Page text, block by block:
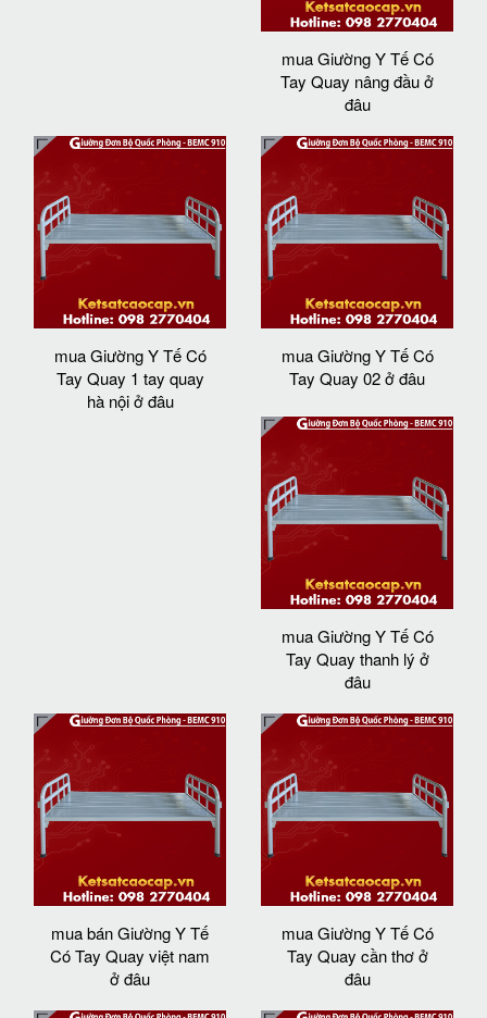
mua Giường Y Tế Có
Tay Quay nâng đầu ở
đâu
mua Giường Y Tế Có
Tay Quay 1 tay quay
hà nội ở đâu
mua Giường Y Tế Có
Tay Quay 02 ở đâu
mua Giường Y Tế Có
Tay Quay thanh lý ở
đâu
mua bán Giường Y Tế
Có Tay Quay việt nam
ở đâu
mua Giường Y Tế Có
Tay Quay cần thơ ở
đâu